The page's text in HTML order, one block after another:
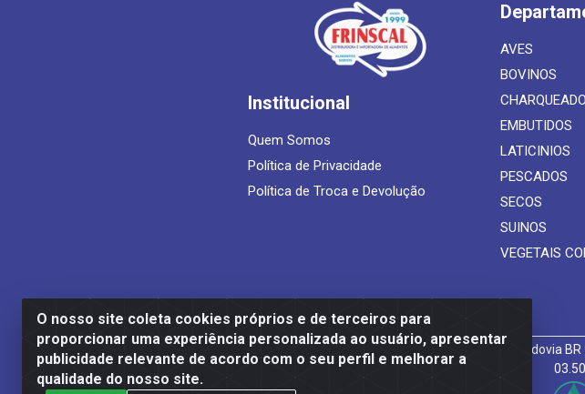
O nosso site coleta cookies próprios e de terceiros para
proporcionar uma experiência personalizada ao usuário, apresentar
publicidade relevante de acordo com o seu perfil e melhorar a
qualidade do nosso site.
Institucional
Quem Somos
Política de Privacidade
Política de Troca e Devolução
AVES
BOVINOS
EMBUTIDOS
LATICINIOS
PESCADOS
SECOS
SUINOS
VEGETAIS
Frinscal - Distribuidora e Importadora de Alimentos LTDA - Rodovia